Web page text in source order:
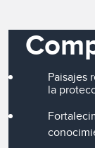
Paisajes
la